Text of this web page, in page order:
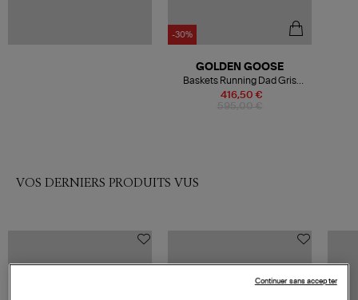
-30%
416,50 €
GOLDEN GOOSE
Baskets Running Dad Gris
Argenté Blanc
VOS DERNIERS PRODUITS VUS
Continuer sans accepter